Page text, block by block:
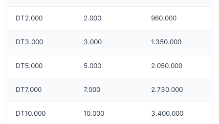
DT2.000 2.000 960.000
DT3.000 3.000 1.350.000
DT5.000 5.000 2.050.000
DT7.000 7.000 2.730.000
DT10.000 10.000 3.400.000